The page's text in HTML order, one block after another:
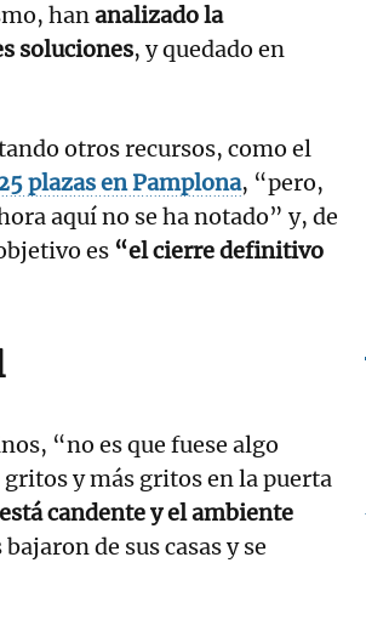
hananalizado la
soluciones, y quedado en
otros recursos, como el
plazas en Pamplona, “pero,
aquí no se ha notado” y, de
es “el cierre definitivo
“no es que fuese algo
y más gritos en la puerta
candente y el ambiente
de sus casas y se